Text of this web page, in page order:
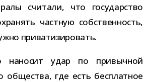
счи­тали, что госу­дар­ство
част­ную соб­ствен­ность,
приватизировать.
нано­сит удар по при­выч­ной
обще­ства, где есть бес­плат­ное